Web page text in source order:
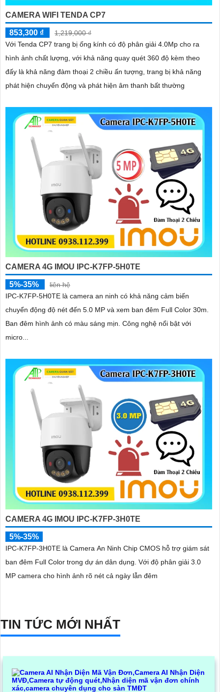
CAMERA WIFI TENDA CP7
853,300 ₫
1,219,000 ₫
Với Tenda CP7 trang bị ống kính có độ phân giải 4.0Mp cho ra
hình ảnh chất lượng, với khả năng quay quét 360 độ kèm theo
đấy là khả năng đàm thoại 2 chiều ấn tượng, trang bị khả năng
phát hiện chuyển động và phát hiện âm thanh bất thường
CAMERA 4G IMOU IPC-K7FP-5H0TE
5%-35%
liên hệ
IPC-K7FP-5H0TE là camera an ninh có khả năng cảm biến
chuyển động độ nét đến 5.0 MP và xem ban đêm Full Color 30m.
Ban đêm hình ảnh có màu sáng mịn. Công nghệ nổi bật với
micro...
CAMERA 4G IMOU IPC-K7FP-3H0TE
5%-35%
IPC-K7FP-3H0TE là Camera An Ninh Chip CMOS hỗ trợ giám sát
ban đêm Full Color trong dự án dân dụng. Với độ phân giải 3.0
MP camera cho hình ảnh rõ nét cả ngày lẫn đêm
TIN TỨC MỚI NHẤT